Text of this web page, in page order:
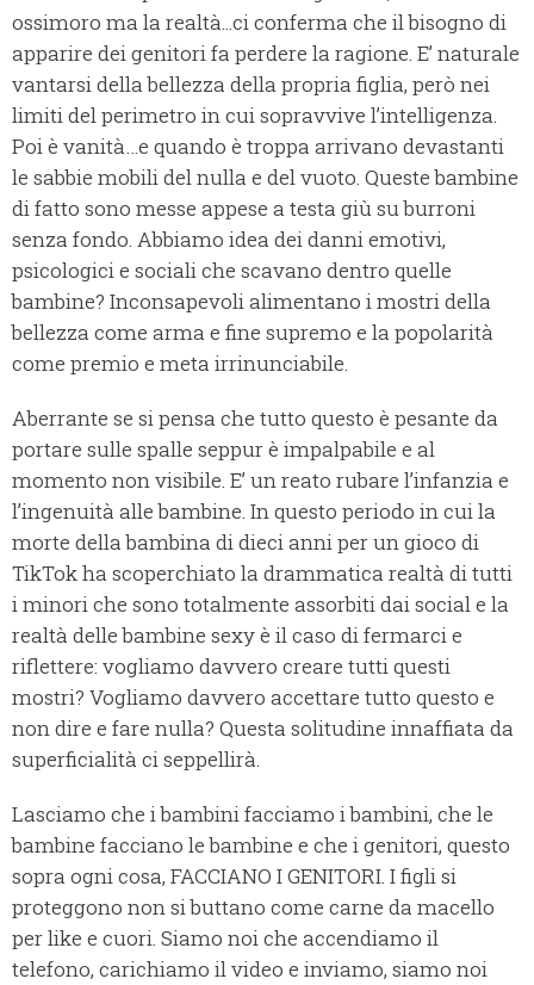
ossimoro ma la realtà...ci conferma che il bisogno di
apparire dei genitori fa perdere la ragione. E’ naturale
vantarsi della bellezza della propria figlia, però nei
limiti del perimetro in cui sopravvive l’intelligenza.
Poi è vanità…e quando è troppa arrivano devastanti
le sabbie mobili del nulla e del vuoto. Queste bambine
di fatto sono messe appese a testa giù su burroni
senza fondo. Abbiamo idea dei danni emotivi,
psicologici e sociali che scavano dentro quelle
bambine? Inconsapevoli alimentano i mostri della
bellezza come arma e fine supremo e la popolarità
come premio e meta irrinunciabile.
Aberrante se si pensa che tutto questo è pesante da
portare sulle spalle seppur è impalpabile e al
momento non visibile. E’ un reato rubare l’infanzia e
l’ingenuità alle bambine. In questo periodo in cui la
morte della bambina di dieci anni per un gioco di
TikTok ha scoperchiato la drammatica realtà di tutti
i minori che sono totalmente assorbiti dai social e la
realtà delle bambine sexy è il caso di fermarci e
riflettere: vogliamo davvero creare tutti questi
mostri? Vogliamo davvero accettare tutto questo e
non dire e fare nulla? Questa solitudine innaffiata da
superficialità ci seppellirà.
Lasciamo che i bambini facciamo i bambini, che le
bambine facciano le bambine e che i genitori, questo
sopra ogni cosa, FACCIANO I GENITORI. I figli si
proteggono non si buttano come carne da macello
per like e cuori. Siamo noi che accendiamo il
telefono, carichiamo il video e inviamo, siamo noi